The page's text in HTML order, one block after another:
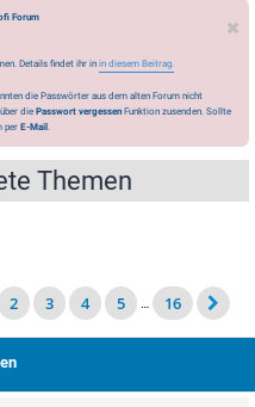
Forum
Details findet ihr in in diesem Beitrag.
die Passwörter aus dem alten Forum nicht
die Passwort vergessen Funktion zusenden. Sollte
perE-Mail.
Themen
2 3 4 5 … 16